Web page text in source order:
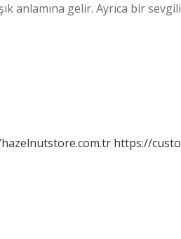
anlamına gelir. Ayrıca bir
https://